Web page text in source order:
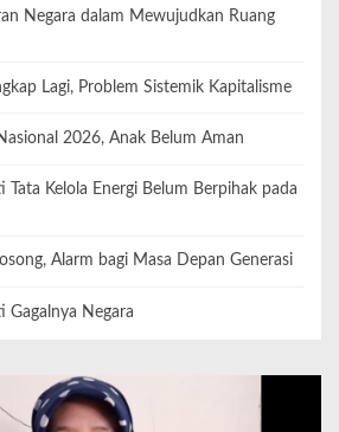
Negara dalam Mewujudkan Ruang
Lagi, Problem Sistemik Kapitalisme
2026, Anak Belum Aman
Kelola Energi Belum Berpihak pada
Alarm bagi Masa Depan Generasi
Negara